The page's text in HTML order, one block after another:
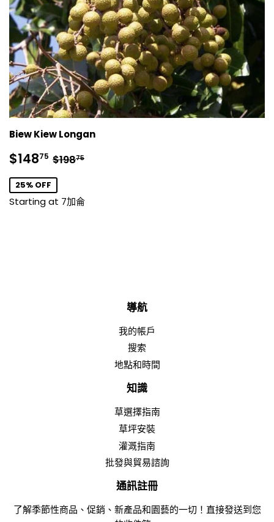
Biew Kiew Longan
銷
售
價
格
$14875 $148.75
正常價格
$19875
25% OFF
Starting at 7加侖
導航
我的帳戶
搜索
地點和時間
知識
草選擇指南
草坪安裝
灌溉指南
批發與貿易諮詢
通訊註冊
了解季節性商品、促銷、新產品和園藝的一切！直接發送到您